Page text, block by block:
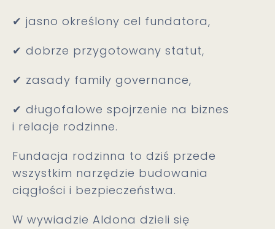
✔ jasno określony cel fundatora,
✔ dobrze przygotowany statut,
✔ zasady family governance,
✔ długofalowe spojrzenie na biznes
i relacje rodzinne.
Fundacja rodzinna to dziś przede
wszystkim narzędzie budowania
ciągłości i bezpieczeństwa.
W wywiadzie Aldona dzieli się